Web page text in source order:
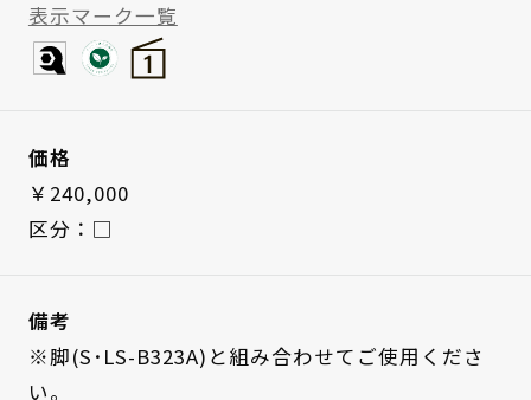
表示マーク一覧
価格
￥240,000
区分：□
備考
※脚(S･LS-B323A)と組み合わせてご使用くださ
い。